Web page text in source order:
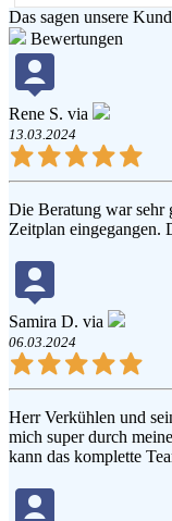
Das sagen unsere
Bewertungen
Rene S. via
13.03.2024
Die Beratung war sehr
Zeitplan eingegangen.
Samira D. via
06.03.2024
Herr Verkühlen und
mich super durch
kann das komplette